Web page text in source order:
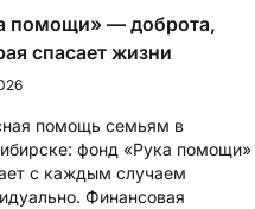
помощи» — доброта,
спасает жизни
помощь семьям в
фонд «Рука помощи»
с каждым случаем
Финансовая